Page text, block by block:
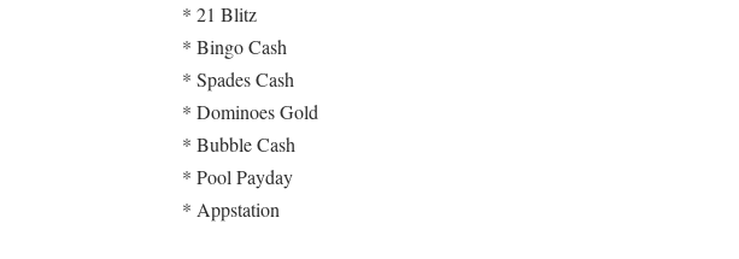
* 21 Blitz
* Bingo Cash
* Spades Cash
* Dominoes Gold
* Bubble Cash
* Pool Payday
* Appstation